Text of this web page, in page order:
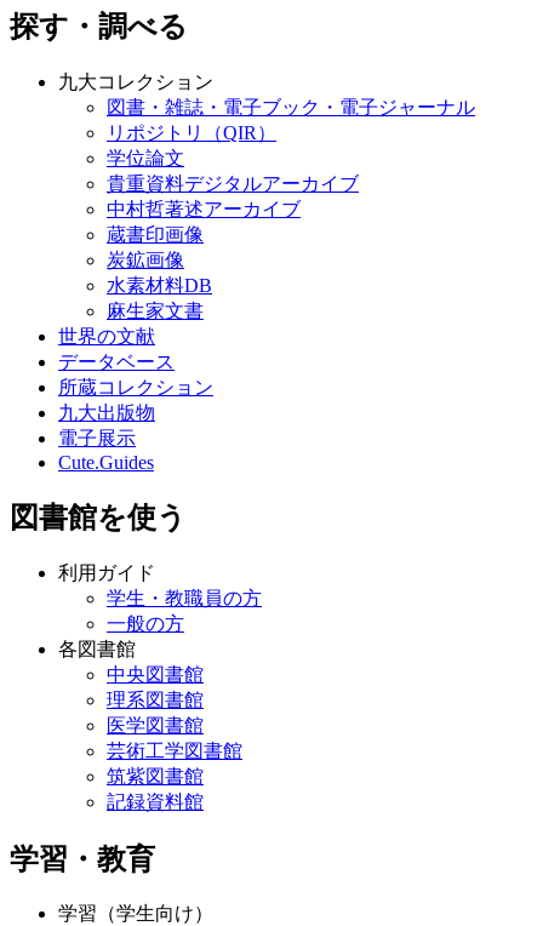
探す・調べる
九大コレクション
図書・雑誌・電子ブック・電子ジャーナル
リポジトリ（QIR）
学位論文
貴重資料デジタルアーカイブ
中村哲著述アーカイブ
蔵書印画像
炭鉱画像
水素材料DB
麻生家文書
世界の文献
データベース
所蔵コレクション
九大出版物
電子展示
Cute.Guides
図書館を使う
利用ガイド
学生・教職員の方
一般の方
各図書館
中央図書館
理系図書館
医学図書館
芸術工学図書館
筑紫図書館
記録資料館
学習・教育
学習（学生向け）